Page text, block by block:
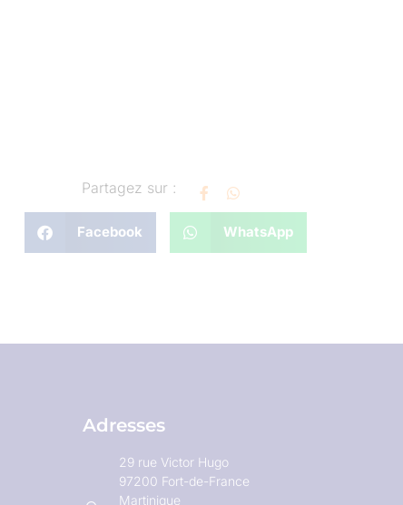
Partagez sur :
Facebook WhatsApp
Adresses
29 rue Victor Hugo
97200 Fort-de-France
Martinique